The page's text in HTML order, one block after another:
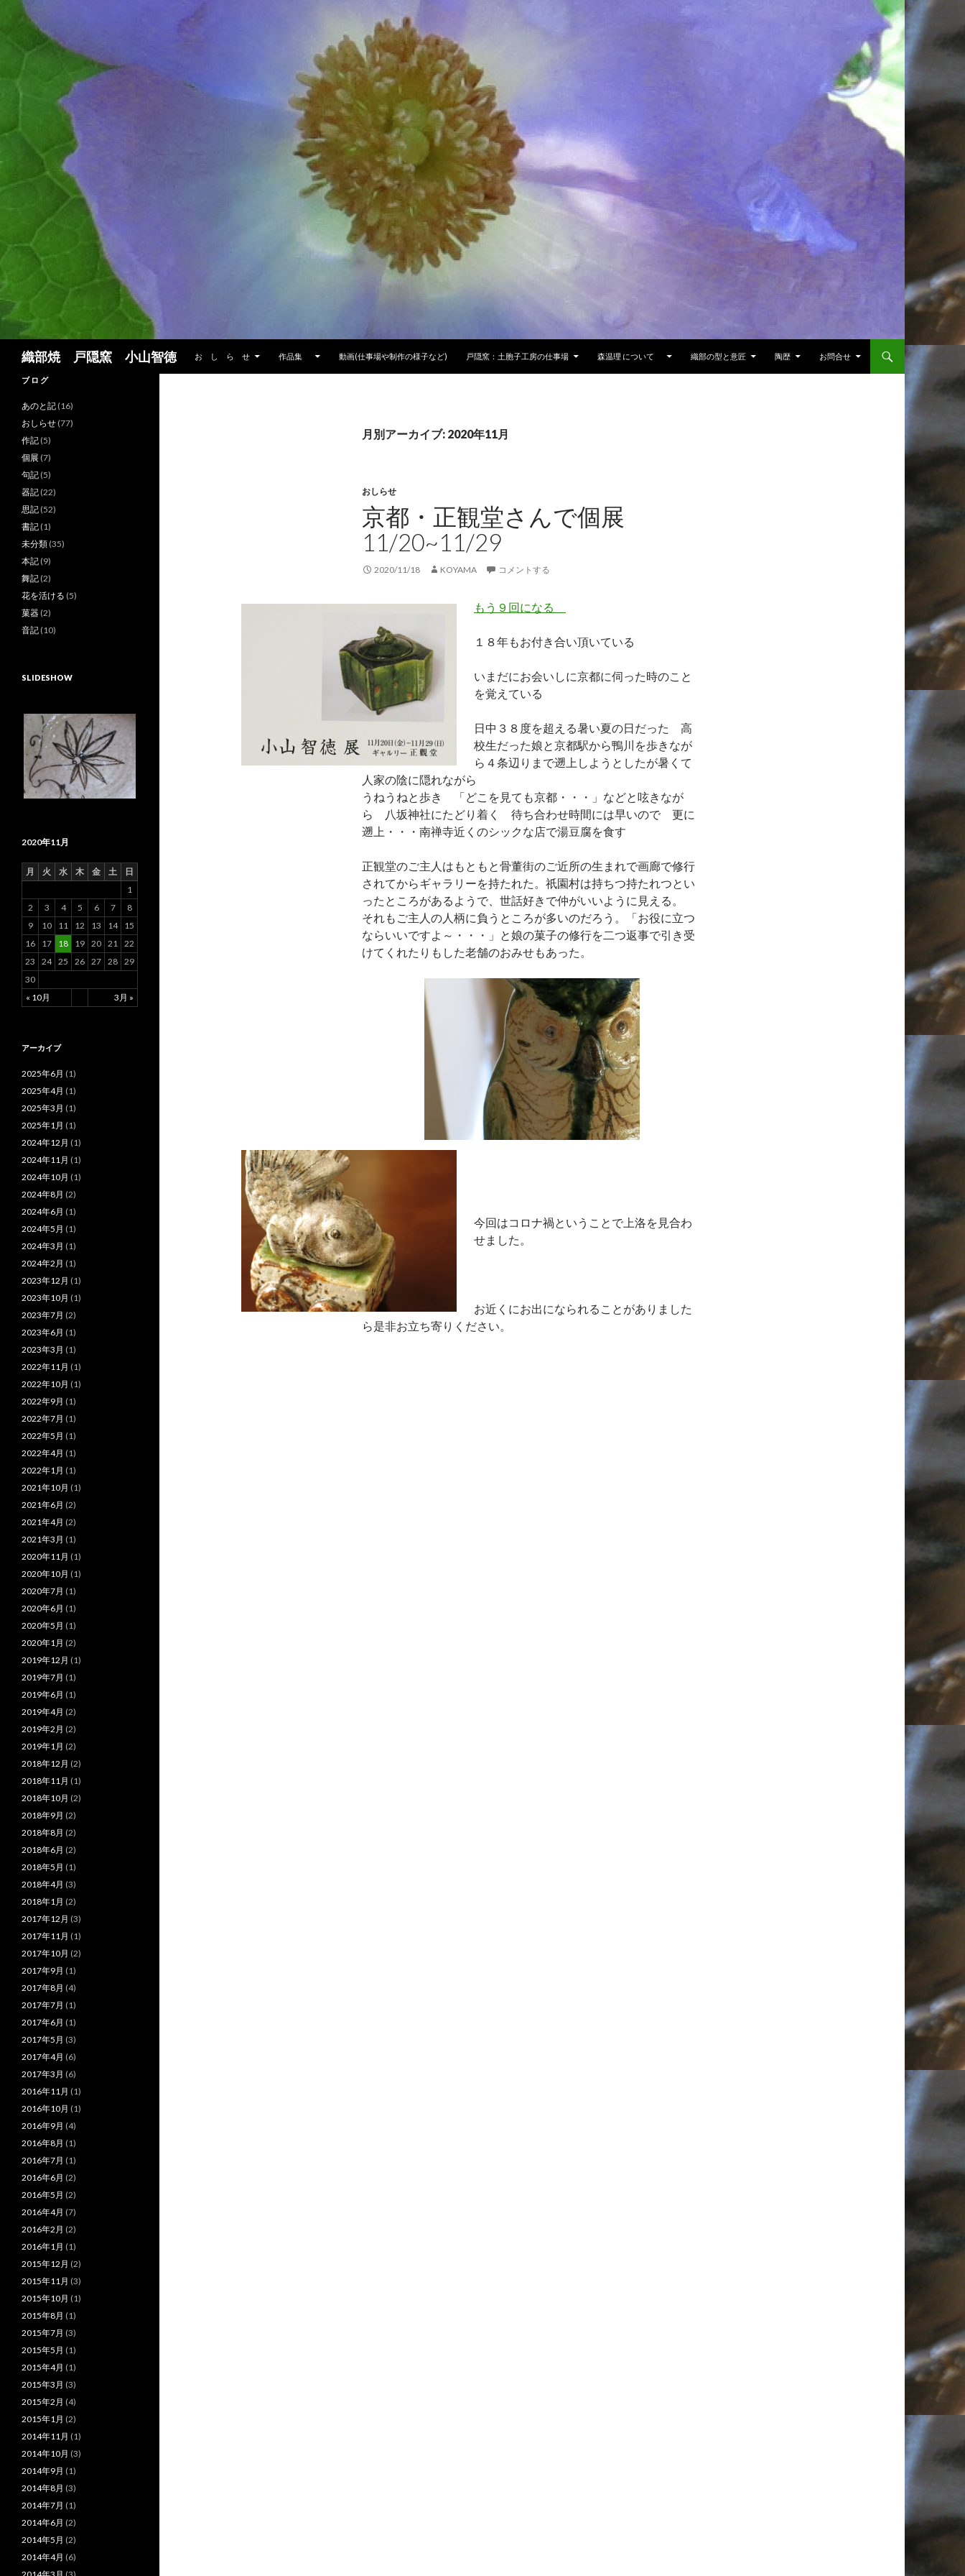
織部焼 戸隠窯 小山智徳
お し ら せ
作品集 動画(仕事場や制作の様子など) 戸隠窯：土胞子工房の仕事場 森温理 について 織部の型と意匠 陶歴 お問合せ
月別アーカイブ: 2020年11月
おしらせ
京都・正観堂さんで個展
11/20~11/29
2020/11/18 KOYAMA コメントする
もう９回になる
１８年もお付き合い頂いている
いまだにお会いしに京都に伺った時のこと
を覚えている
日中３８度を超える暑い夏の日だった 高
校生だった娘と京都駅から鴨川を歩きなが
ら４条辺りまで遡上しようとしたが暑くて
人家の陰に隠れながら
うねうねと歩き 「どこを見ても京都・・・」などと呟きなが
ら 八坂神社にたどり着く 待ち合わせ時間には早いので 更に
遡上・・・南禅寺近くのシックな店で湯豆腐を食す
正観堂のご主人はもともと骨董街のご近所の生まれで画廊で修行
されてからギャラリーを持たれた。祇園村は持ちつ持たれつとい
ったところがあるようで、世話好きで仲がいいように見える。
それもご主人の人柄に負うところが多いのだろう。「お役に立つ
ならいいですよ～・・・」と娘の菓子の修行を二つ返事で引き受
けてくれたりもした老舗のおみせもあった。
今回はコロナ禍ということで上洛を見合わ
せました。
お近くにお出になられることがありました
ら是非お立ち寄りください。
ブ ロ グ
あのと記 (16)
おしらせ (77)
作記 (5)
個展 (7)
句記 (5)
器記 (22)
思記 (52)
書記 (1)
未分類 (35)
本記 (9)
舞記 (2)
花を活ける (5)
菓器 (2)
音記 (10)
SLIDESHOW
2020年11月
月 火 水 木 金 土 日
« 10月 3月 »
1
2
3 4 5 6 7
8
9
10 11 12 13 14
15
16
17 18 19 20 21 22
23
24 25 26 27 28 29
30
アーカイブ
2025年6月 (1)
2025年4月 (1)
2025年3月 (1)
2025年1月 (1)
2024年12月 (1)
2024年11月 (1)
2024年10月 (1)
2024年8月 (2)
2024年6月 (1)
2024年5月 (1)
2024年3月 (1)
2024年2月 (1)
2023年12月 (1)
2023年10月 (1)
2023年7月 (2)
2023年6月 (1)
2023年3月 (1)
2022年11月 (1)
2022年10月 (1)
2022年9月 (1)
2022年7月 (1)
2022年5月 (1)
2022年4月 (1)
2022年1月 (1)
2021年10月 (1)
2021年6月 (2)
2021年4月 (2)
2021年3月 (1)
2020年11月 (1)
2020年10月 (1)
2020年7月 (1)
2020年6月 (1)
2020年5月 (1)
2020年1月 (2)
2019年12月 (1)
2019年7月 (1)
2019年6月 (1)
2019年4月 (2)
2019年2月 (2)
2019年1月 (2)
2018年12月 (2)
2018年11月 (1)
2018年10月 (2)
2018年9月 (2)
2018年8月 (2)
2018年6月 (2)
2018年5月 (1)
2018年4月 (3)
2018年1月 (2)
2017年12月 (3)
2017年11月 (1)
2017年10月 (2)
2017年9月 (1)
2017年8月 (4)
2017年7月 (1)
2017年6月 (1)
2017年5月 (3)
2017年4月 (6)
2017年3月 (6)
2016年11月 (1)
2016年10月 (1)
2016年9月 (4)
2016年8月 (1)
2016年7月 (1)
2016年6月 (2)
2016年5月 (2)
2016年4月 (7)
2016年2月 (2)
2016年1月 (1)
2015年12月 (2)
2015年11月 (3)
2015年10月 (1)
2015年8月 (1)
2015年7月 (3)
2015年5月 (1)
2015年4月 (1)
2015年3月 (3)
2015年2月 (4)
2015年1月 (2)
2014年11月 (1)
2014年10月 (3)
2014年9月 (1)
2014年8月 (3)
2014年7月 (1)
2014年6月 (2)
2014年5月 (2)
2014年4月 (6)